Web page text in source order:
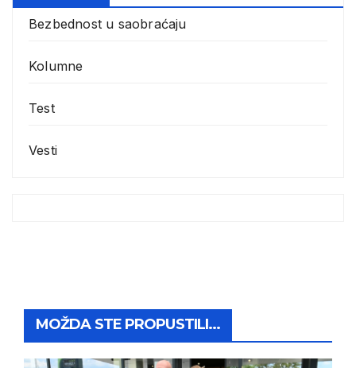
Bezbednost u saobraćaju
Kolumne
Test
Vesti
MOŽDA STE PROPUSTILI...